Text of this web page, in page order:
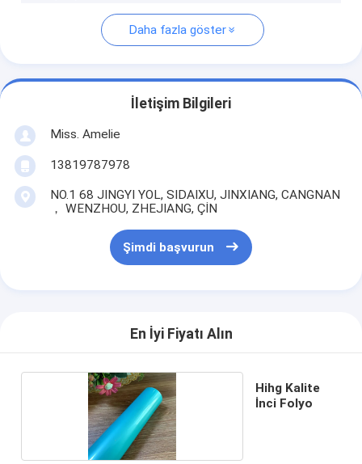
Daha fazla göster
İletişim Bilgileri
Miss. Amelie
13819787978
NO.1 68 JINGYI YOL, SIDAIXU, JINXIANG, CANGNAN
， WENZHOU, ZHEJIANG, ÇİN
Şimdi başvurun
En İyi Fiyatı Alın
Hihg Kalite
İnci Folyo